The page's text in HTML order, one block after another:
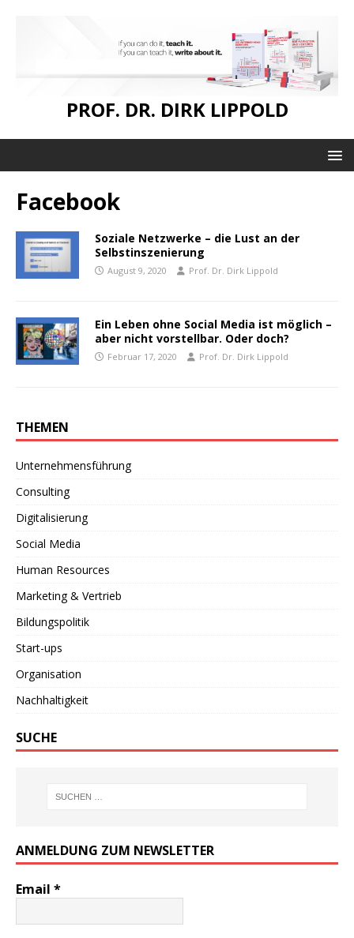
PROF. DR. DIRK LIPPOLD
Facebook
Soziale Netzwerke – die Lust an der
Selbstinszenierung
August 9, 2020 Prof. Dr. Dirk Lippold
Ein Leben ohne Social Media ist möglich –
aber nicht vorstellbar. Oder doch?
Februar 17, 2020 Prof. Dr. Dirk Lippold
THEMEN
Unternehmensführung
Consulting
Digitalisierung
Social Media
Human Resources
Marketing & Vertrieb
Bildungspolitik
Start-ups
Organisation
Nachhaltigkeit
SUCHE
ANMELDUNG ZUM NEWSLETTER
Email *